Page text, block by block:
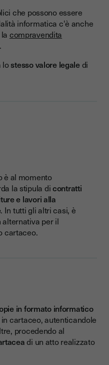
che possono essere
informatica c'è anche
compravendita
lostesso valore legaledi
è al momento
la stipula dicontratti
e lavori alla
. In tutti gli altri casi, è
per il
cartaceo.
in formato informatico
cartaceo, autenticandole
procedendo al
di un atto realizzato